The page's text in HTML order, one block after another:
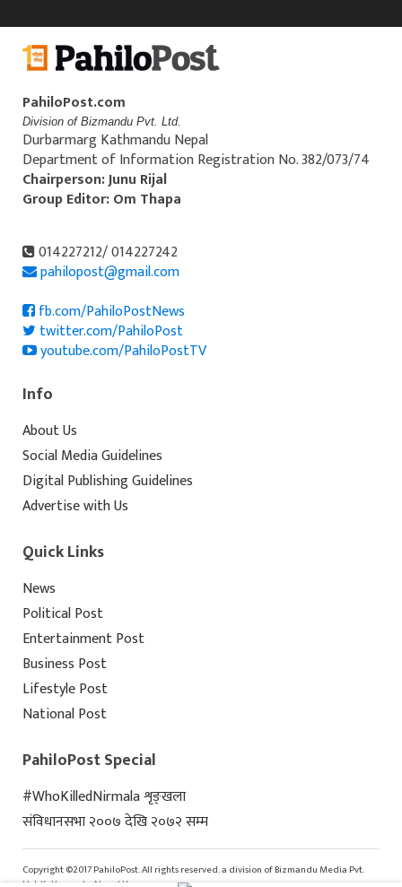
PahiloPost.com
Division of Bizmandu Pvt. Ltd.
Durbarmarg Kathmandu Nepal
Department of Information Registration No. 382/073/74
Chairperson: Junu Rijal
Group Editor: Om Thapa
014227212/ 014227242
pahilopost@gmail.com
fb.com/PahiloPostNews
twitter.com/PahiloPost
youtube.com/PahiloPostTV
Info
About Us
Social Media Guidelines
Digital Publishing Guidelines
Advertise with Us
Quick Links
News
Political Post
Entertainment Post
Business Post
Lifestyle Post
National Post
PahiloPost Special
#WhoKilledNirmala शृङ्खला
संविधानसभा २००७ देखि २०७२ सम्म
Copyright ©2017 PahiloPost. All rights reserved. a division of Bizmandu Media Pvt.